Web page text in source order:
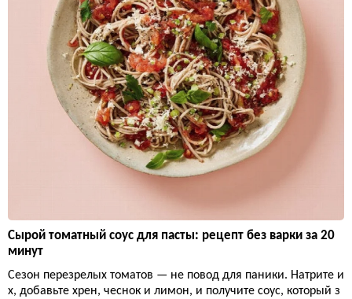
Сырой томатный соус для пасты: рецепт без варки за 20
минут
Сезон перезрелых томатов — не повод для паники. Натрите и
х, добавьте хрен, чеснок и лимон, и получите соус, который з